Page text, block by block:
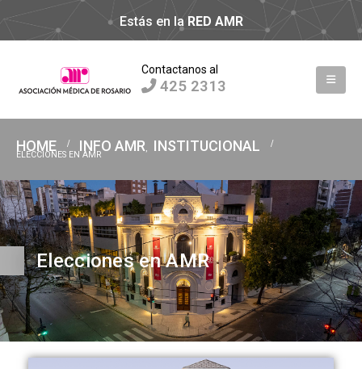
Estás en la RED AMR
Contactanos al
425 2313
HOME INFO AMR, INSTITUCIONAL
ELECCIONES EN AMR
Elecciones en AMR